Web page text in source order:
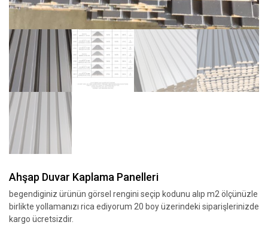
Ahşap Duvar Kaplama Panelleri
begendiginiz ürünün görsel rengini seçip kodunu alıp m2 ölçünüzle
birlikte yollamanızı rica ediyorum 20 boy üzerindeki siparişlerinizde
kargo ücretsizdir.